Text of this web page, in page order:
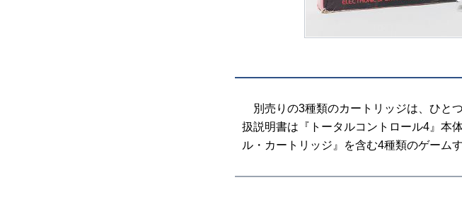
別売りの3種類のカートリッジは、ひと
扱説明書は『トータルコントロール4』本
ル・カートリッジ』を含む4種類のゲーム